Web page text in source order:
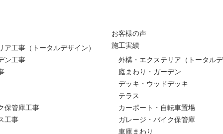
ア工事（トータルデザイン）
ン工事
保管庫工事
工事
お客様の声
施工実績
外構・エクステリア（トータル
庭まわり・ガーデン
デッキ・ウッドデッキ
テラス
カーポート・自転車置場
ガレージ・バイク保管庫
車庫まわり